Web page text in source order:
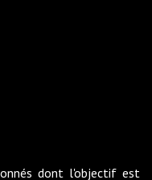
dont l'objectif est